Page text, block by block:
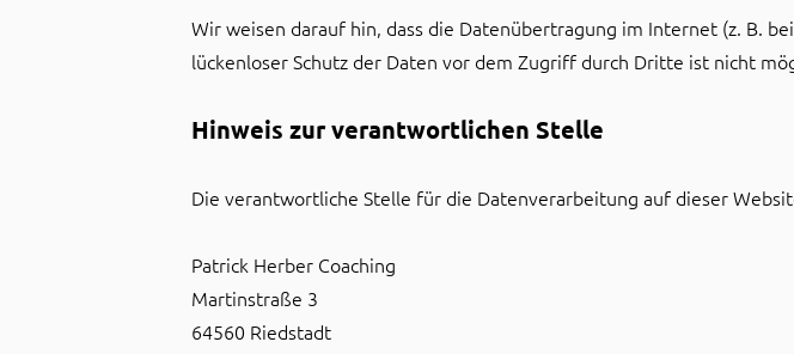
Wir weisen darauf hin, dass die Datenübertragung im Internet (z. B.
lückenloser Schutz der Daten vor dem Zugriff durch Dritte ist nicht
Hinweis zur verantwortlichen Stelle
Die verantwortliche Stelle für die Datenverarbeitung auf dieser
Patrick Herber Coaching
Martinstraße 3
64560 Riedstadt